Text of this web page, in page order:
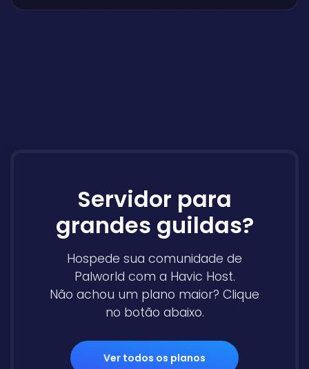
Servidor para
grandes guildas?
Hospede sua comunidade de
Palworld com a Havic Host.
Não achou um plano maior? Clique
no botão abaixo.
Ver todos os planos